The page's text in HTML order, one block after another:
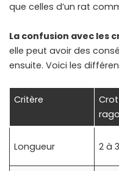
que celles d’un rat
La confusion avec les
elle peut avoir des
ensuite. Voici les
Critère
Longueur 2 à